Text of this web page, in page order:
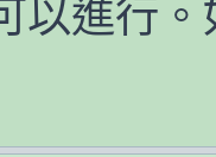
以進行